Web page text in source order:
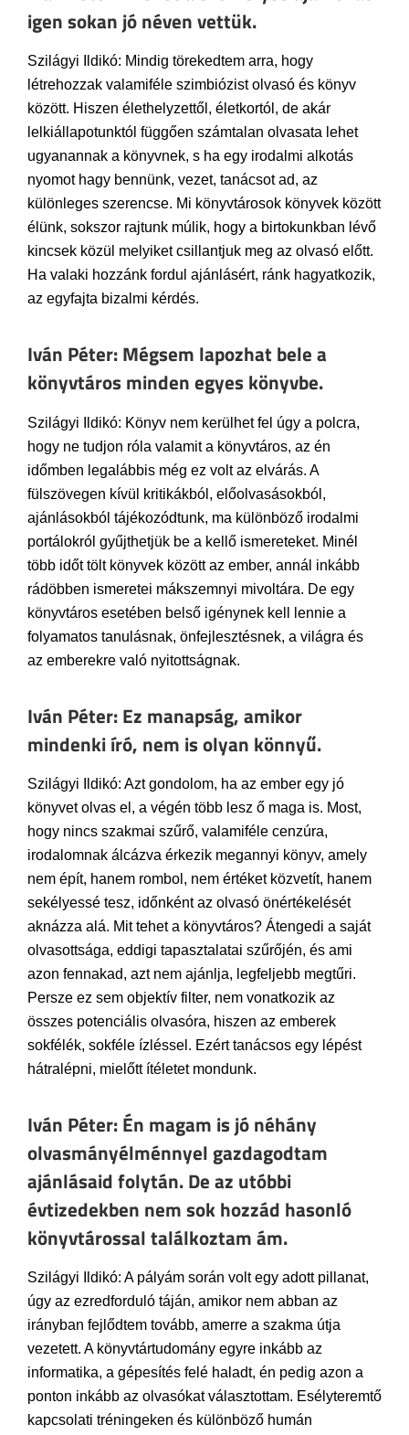
igen sokan jó néven vettük.
Szilágyi Ildikó: Mindig törekedtem arra, hogy
létrehozzak valamiféle szimbiózist olvasó és könyv
között. Hiszen élethelyzettől, életkortól, de akár
lelkiállapotunktól függően számtalan olvasata lehet
ugyanannak a könyvnek, s ha egy irodalmi alkotás
nyomot hagy bennünk, vezet, tanácsot ad, az
különleges szerencse. Mi könyvtárosok könyvek között
élünk, sokszor rajtunk múlik, hogy a birtokunkban lévő
kincsek közül melyiket csillantjuk meg az olvasó előtt.
Ha valaki hozzánk fordul ajánlásért, ránk hagyatkozik,
az egyfajta bizalmi kérdés.
Iván Péter: Mégsem lapozhat bele a
könyvtáros minden egyes könyvbe.
Szilágyi Ildikó: Könyv nem kerülhet fel úgy a polcra,
hogy ne tudjon róla valamit a könyvtáros, az én
időmben legalábbis még ez volt az elvárás. A
fülszövegen kívül kritikákból, előolvasásokból,
ajánlásokból tájékozódtunk, ma különböző irodalmi
portálokról gyűjthetjük be a kellő ismereteket. Minél
több időt tölt könyvek között az ember, annál inkább
rádöbben ismeretei mákszemnyi mivoltára. De egy
könyvtáros esetében belső igénynek kell lennie a
folyamatos tanulásnak, önfejlesztésnek, a világra és
az emberekre való nyitottságnak.
Iván Péter: Ez manapság, amikor
mindenki író, nem is olyan könnyű.
Szilágyi Ildikó: Azt gondolom, ha az ember egy jó
könyvet olvas el, a végén több lesz ő maga is. Most,
hogy nincs szakmai szűrő, valamiféle cenzúra,
irodalomnak álcázva érkezik megannyi könyv, amely
nem épít, hanem rombol, nem értéket közvetít, hanem
sekélyessé tesz, időnként az olvasó önértékelését
aknázza alá. Mit tehet a könyvtáros? Átengedi a saját
olvasottsága, eddigi tapasztalatai szűrőjén, és ami
azon fennakad, azt nem ajánlja, legfeljebb megtűri.
Persze ez sem objektív filter, nem vonatkozik az
összes potenciális olvasóra, hiszen az emberek
sokfélék, sokféle ízléssel. Ezért tanácsos egy lépést
hátralépni, mielőtt ítéletet mondunk.
Iván Péter: Én magam is jó néhány
olvasmányélménnyel gazdagodtam
ajánlásaid folytán. De az utóbbi
évtizedekben nem sok hozzád hasonló
könyvtárossal találkoztam ám.
Szilágyi Ildikó: A pályám során volt egy adott pillanat,
úgy az ezredforduló táján, amikor nem abban az
irányban fejlődtem tovább, amerre a szakma útja
vezetett. A könyvtártudomány egyre inkább az
informatika, a gépesítés felé haladt, én pedig azon a
ponton inkább az olvasókat választottam. Esélyteremtő
kapcsolati tréningeken és különböző humán